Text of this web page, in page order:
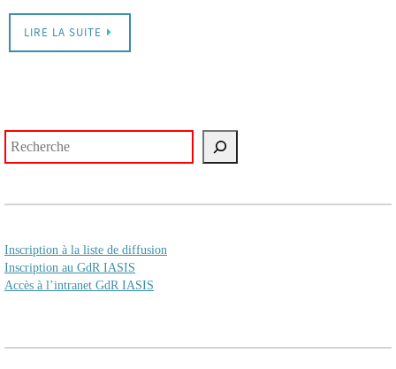
LIRE LA SUITE
Inscription à la liste de diffusion
Inscription au GdR IASIS
Accès à l’intranet GdR IASIS